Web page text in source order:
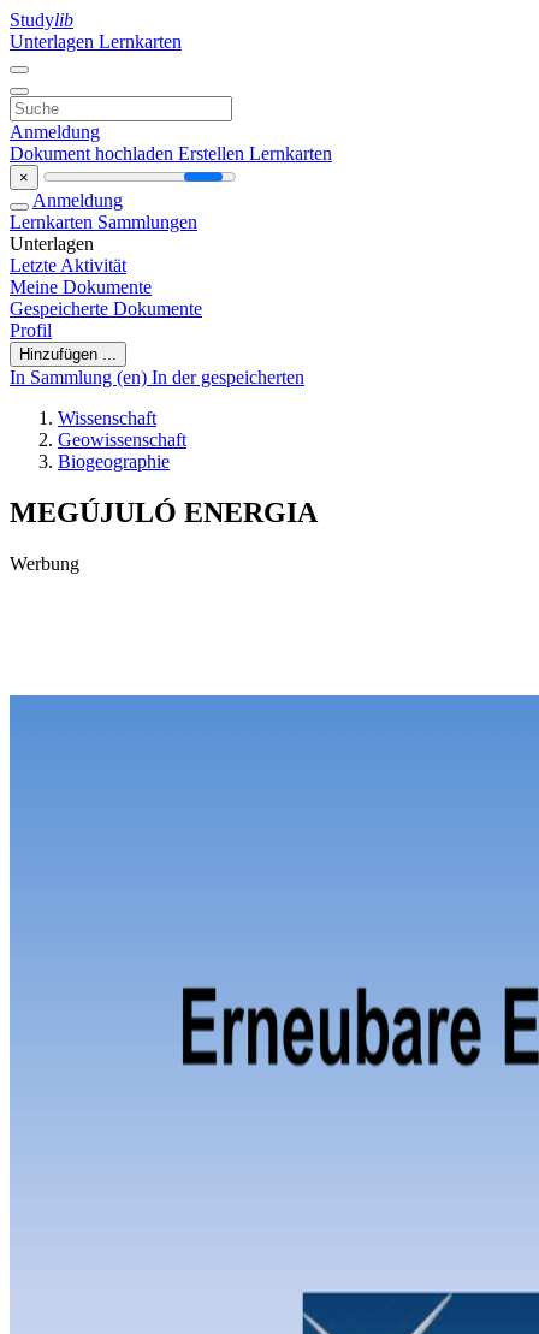
Studylib
Unterlagen Lernkarten
Anmeldung
Dokument hochladen Erstellen Lernkarten
×
Anmeldung
Lernkarten Sammlungen
Unterlagen
Letzte Aktivität
Meine Dokumente
Gespeicherte Dokumente
Profil
Hinzufügen ...
In Sammlung (en) In der gespeicherten
Wissenschaft
Geowissenschaft
Biogeographie
MEGÚJULÓ ENERGIA
Werbung